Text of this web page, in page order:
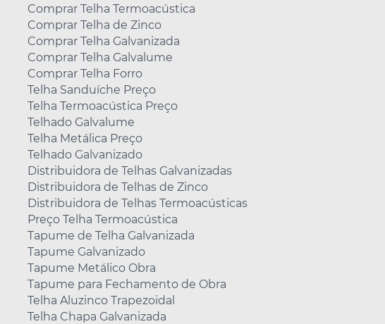
Comprar Telha Termoacústica
Comprar Telha de Zinco
Comprar Telha Galvanizada
Comprar Telha Galvalume
Comprar Telha Forro
Telha Sanduíche Preço
Telha Termoacústica Preço
Telhado Galvalume
Telha Metálica Preço
Telhado Galvanizado
Distribuidora de Telhas Galvanizadas
Distribuidora de Telhas de Zinco
Distribuidora de Telhas Termoacústicas
Preço Telha Termoacústica
Tapume de Telha Galvanizada
Tapume Galvanizado
Tapume Metálico Obra
Tapume para Fechamento de Obra
Telha Aluzinco Trapezoidal
Telha Chapa Galvanizada